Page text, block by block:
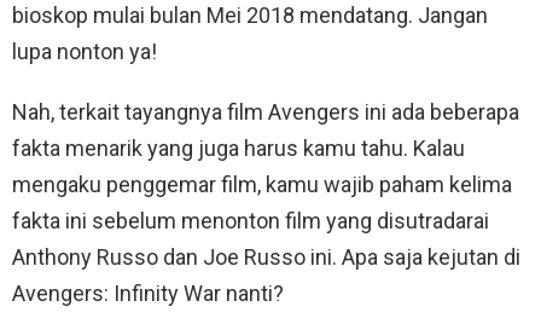
bioskop mulai bulan Mei 2018 mendatang. Jangan
lupa nonton ya!
Nah, terkait tayangnya film Avengers ini ada beberapa
fakta menarik yang juga harus kamu tahu. Kalau
mengaku penggemar film, kamu wajib paham kelima
fakta ini sebelum menonton film yang disutradarai
Anthony Russo dan Joe Russo ini. Apa saja kejutan di
Avengers: Infinity War nanti?